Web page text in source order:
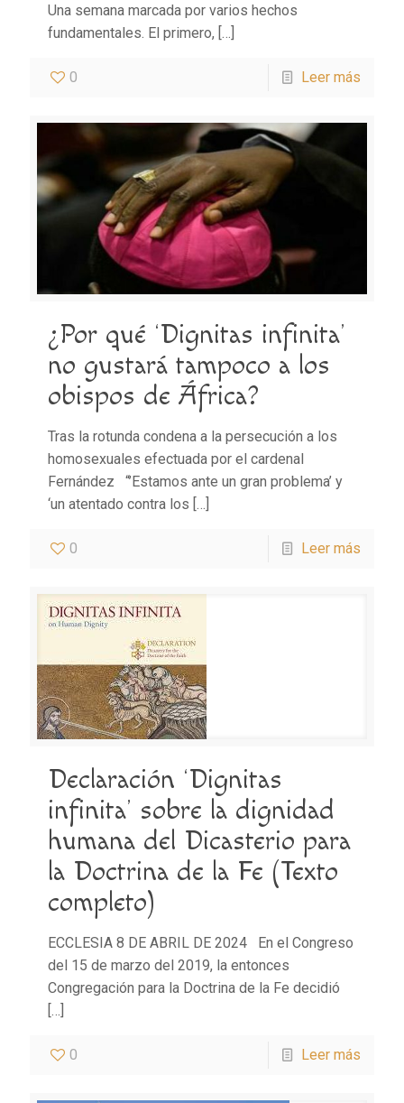
Una semana marcada por varios hechos
fundamentales. El primero, […]
0 Leer más
¿Por qué ‘Dignitas infinita’
no gustará tampoco a los
obispos de África?
Tras la rotunda condena a la persecución a los
homosexuales efectuada por el cardenal
Fernández “’Estamos ante un gran problema’ y
‘un atentado contra los […]
0 Leer más
Declaración ‘Dignitas
infinita’ sobre la dignidad
humana del Dicasterio para
la Doctrina de la Fe (Texto
completo)
ECCLESIA 8 DE ABRIL DE 2024 En el Congreso
del 15 de marzo del 2019, la entonces
Congregación para la Doctrina de la Fe decidió
[…]
0 Leer más